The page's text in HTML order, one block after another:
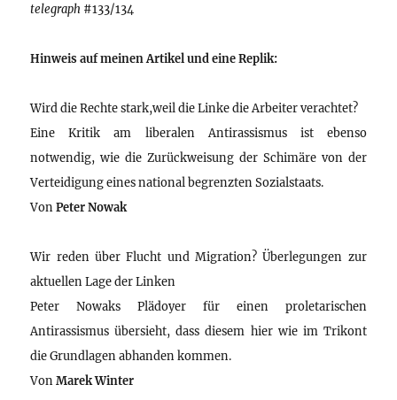
telegraph #133/134
Hinweis auf meinen Artikel und eine Replik:
Wird die Rechte stark,weil die Linke die Arbeiter verachtet?
Eine Kritik am liberalen Antirassismus ist ebenso
notwendig, wie die Zurückweisung der Schimäre von der
Verteidigung eines national begrenzten Sozialstaats.
VonPeter Nowak
Wir reden über Flucht und Migration? Überlegungen zur
aktuellen Lage der Linken
Peter Nowaks Plädoyer für einen proletarischen
Antirassismus übersieht, dass diesem hier wie im Trikont
die Grundlagen abhanden kommen.
VonMarek Winter